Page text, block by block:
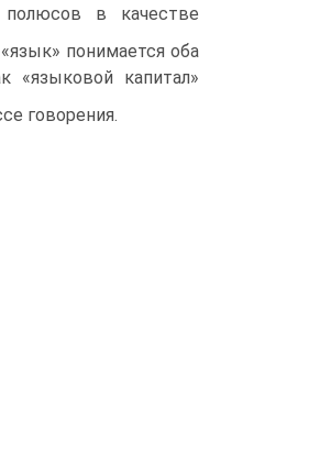
в качестве
понимается оба
ка­питал»
говорения.